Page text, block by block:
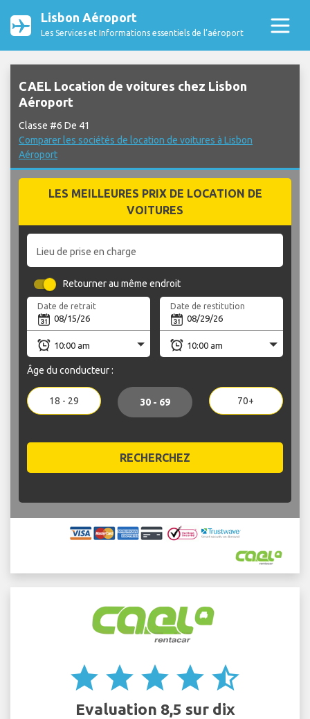
Lisbon Aéroport
Les Services et Informations essentiels de l’aéroport
CAEL Location de voitures chez Lisbon
Aéroport
Classe #6 De 41
Comparer les sociétés de location de voitures à Lisbon
Aéroport
LES MEILLEURES PRIX DE LOCATION DE
VOITURES
Lieu de prise en charge
Retourner au même endroit
Date de retrait Date de restitution
Âge du conducteur :
18 - 29 30 - 69 70+
RECHERCHEZ
star star star star star_half
Evaluation 8,5 sur dix